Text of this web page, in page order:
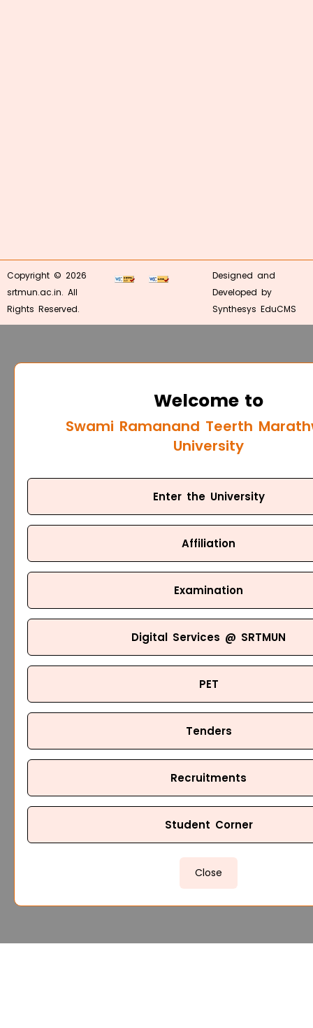
Copyright © 2026
srtmun.ac.in. All
Rights Reserved.
Designed and
Developed by
Synthesys EduCMS
Welcome to
Swami Ramanand Teerth
University
Enter the University
Affiliation
Examination
Digital Services @ SRTMUN
PET
Tenders
Recruitments
Student Corner
Close